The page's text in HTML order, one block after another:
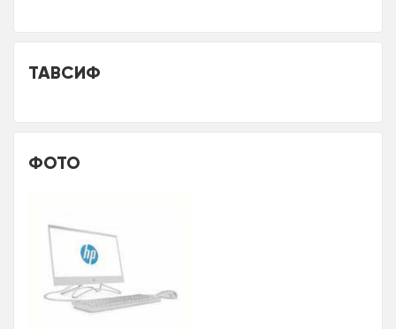
ТАВСИФ
ФОТО